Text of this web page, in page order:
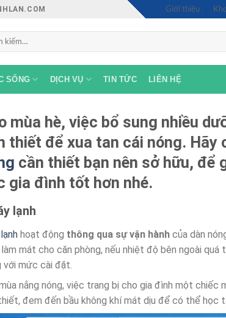
Giới thiệu
SỐNG DỊCH VỤ TIN TỨC LIÊN HỆ
mùa hè, việc bổ sung nhiều
thiết để xua tan cái nóng. Hãy
cần thiết bạn nên sở hữu, để
gia đình tốt hơn nhé.
lạnh
hoạt động thông qua sự vận hành của dàn
làm mát cho căn phòng, nếu nhiệt độ bên ngoài
với mức cài đặt.
nắng nóng, việc trang bị cho gia đình một chiếc
đem đến bầu không khí mát dịu để có thể học